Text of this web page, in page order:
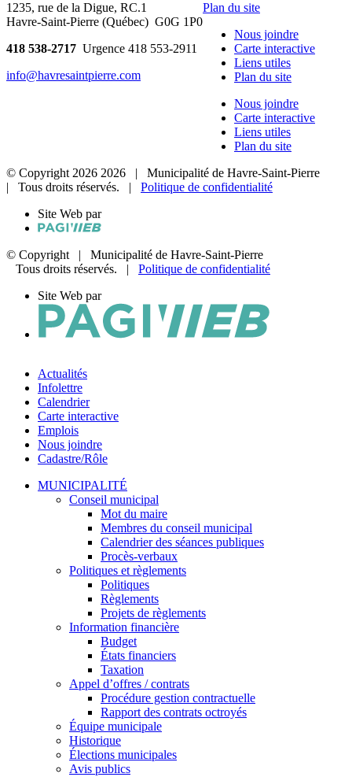
1235, rue de la Digue, RC.1
Havre-Saint-Pierre (Québec) G0G 1P0
418 538-2717 Urgence 418 553-2911
info@havresaintpierre.com
Plan du site
Nous joindre
Carte interactive
Liens utiles
Plan du site
Nous joindre
Carte interactive
Liens utiles
Plan du site
© Copyright 2026 2026 | Municipalité de Havre-Saint-Pierre
| Tous droits réservés. | Politique de confidentialité
Site Web par
© Copyright
| Municipalité de Havre-Saint-Pierre
Tous droits réservés. | Politique de confidentialité
Site Web par
Actualités
Infolettre
Calendrier
Carte interactive
Emplois
Nous joindre
Cadastre/Rôle
MUNICIPALITÉ
Conseil municipal
Mot du maire
Membres du conseil municipal
Calendrier des séances publiques
Procès-verbaux
Politiques et règlements
Politiques
Règlements
Projets de règlements
Information financière
Budget
États financiers
Taxation
Appel d’offres / contrats
Procédure gestion contractuelle
Rapport des contrats octroyés
Équipe municipale
Historique
Élections municipales
Avis publics